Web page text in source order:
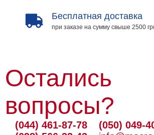
Бесплатная доставка
при заказе на сумму свыше 2500
Остались
вопросы?
(044) 461-87-78
(050) 049-